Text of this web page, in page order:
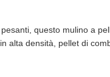
questo mulino a
alta densità, pellet di